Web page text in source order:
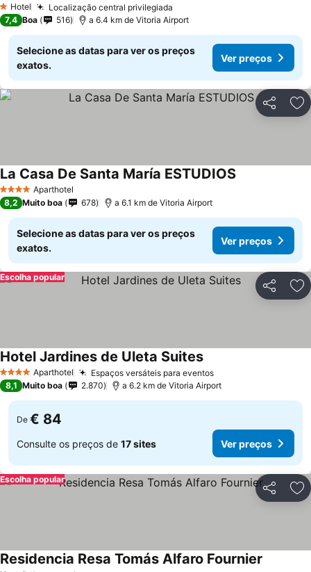
1 Estrelas
Hotel Localização central privilegiada
7,4 Boa 516 a 6.4 km de Vitoria Airport
Selecione as datas para ver os preços
exatos.
Ver preços
Partilhar
4 EstrelasAparthotel
La Casa De Santa María ESTUDIOS
8,2 Muito boa 678 a 6.1 km de Vitoria Airport
Selecione as datas para ver os preços
exatos.
Ver preços
Partilhar
Escolha popular
4 EstrelasAparthotel Espaços versáteis para eventosVer preços
Hotel Jardines de Uleta SuitesVer preços
8,1 Muito boa 2.870 a 6.2 km de Vitoria Airport
De € 84
Consulte os preços de 17 sites Ver preços
Partilhar
Escolha popular
Residencia Resa Tomás Alfaro Fournier